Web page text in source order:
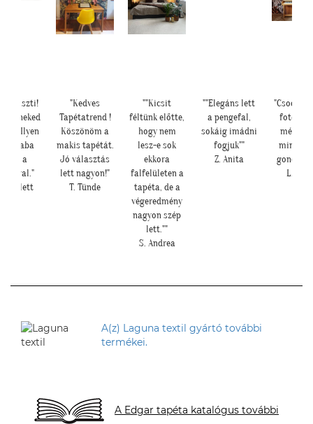
Kriszti!
neked
Ilyen
a baba
a
Nikolett
"Kedves
Tapétatrend !
Köszönöm a
makis tapétát.
Jó választás
lett nagyon!"
T. Tünde
""Kicsit
féltünk előtte,
hogy nem
lesz-e sok
ekkora
falfelületen a
tapéta, de a
végeredmény
nagyon szép
lett.""
S. Andrea
""Elegáns lett
a pengefal,
sokáig imádni
fogjuk""
Z. Anita
még
mint
L.
A(z) Laguna textil gyártó további
termékei.
A Edgar tapéta katalógus további